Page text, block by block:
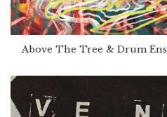
Above The Tree & Drum